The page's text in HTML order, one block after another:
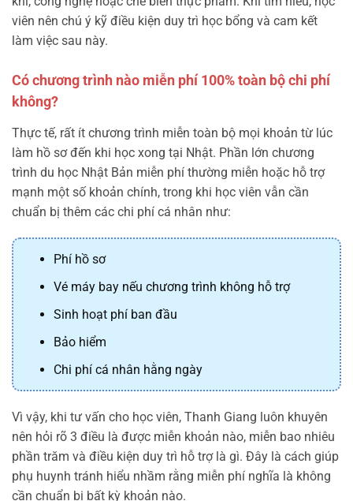
viên nên chú ý kỹ điều kiện duy trì học bổng và cam kết
làm việc sau này.
Có chương trình nào miễn phí 100% toàn bộ chi phí
không?
Thực tế, rất ít chương trình miễn toàn bộ mọi khoản từ lúc
làm hồ sơ đến khi học xong tại Nhật. Phần lớn chương
trình du học Nhật Bản miễn phí thường miễn hoặc hỗ trợ
mạnh một số khoản chính, trong khi học viên vẫn cần
chuẩn bị thêm các chi phí cá nhân như:
Phí hồ sơ
Vé máy bay nếu chương trình không hỗ trợ
Sinh hoạt phí ban đầu
Bảo hiểm
Chi phí cá nhân hằng ngày
Vì vậy, khi tư vấn cho học viên, Thanh Giang luôn khuyên
nên hỏi rõ 3 điều là được miễn khoản nào, miễn bao nhiêu
phần trăm và điều kiện duy trì hỗ trợ là gì. Đây là cách giúp
phụ huynh tránh hiểu nhầm rằng miễn phí nghĩa là không
cần chuẩn bị bất kỳ khoản nào.